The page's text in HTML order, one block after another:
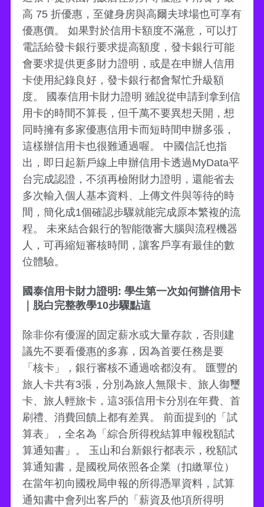
高 75 折優惠，至健身房與高爾夫球場也可享有
優惠價。 如果對於信用卡額度不滿意，可以打
電話給發卡銀行要求提高額度，發卡銀行可能
會要求提供更多財力證明，或是在申辦人信用
卡使用紀錄良好，發卡銀行都會幫忙升級額
度。 國泰信用卡財力證明 雖說從申請到拿到信
用卡的時間不算長，但千萬不要異想天開，想
同時擁有多家優惠信用卡而短時間申辦多張，
這樣辦信用卡也很難通過喔。 中國信託也指
出，即日起新戶線上申辦信用卡透過MyData平
台完成認證，不須再檢附財力證明，還能省去
多次輸入個人基本資料、上傳文件與等待的時
間，簡化成1個確認步驟就能完成原本繁複的流
程。 未來結合銀行的智能徵審大腦與流程機器
人，可再縮短審核時間，讓客戶享有最佳的數
位體驗。
國泰信用卡財力證明: 學生第一次如何辦信用卡
｜脱白完整教學10步驟點這
除非你有優渥的固定薪水或大量存款，否則建
議先不要看優惠的多寡，因為首要任務是要
「核卡」，銀行審核不通過啥都沒有。 匯豐的
旅人卡共有3張，分別為旅人無限卡、旅人御璽
卡、旅人輕旅卡，這3張信用卡分別在年費、首
刷禮、消費回饋上都有差異。 前面提到的「試
算表」，全名為「綜合所得稅結算申報稅額試
算通知書」。 玉山和台新銀行都表示，稅額試
算通知書，是國稅局依照各企業（扣繳單位）
在當年初向國稅局申報的所得憑單資料，試算
通知書中會列出客戶的「薪資及他項所得明